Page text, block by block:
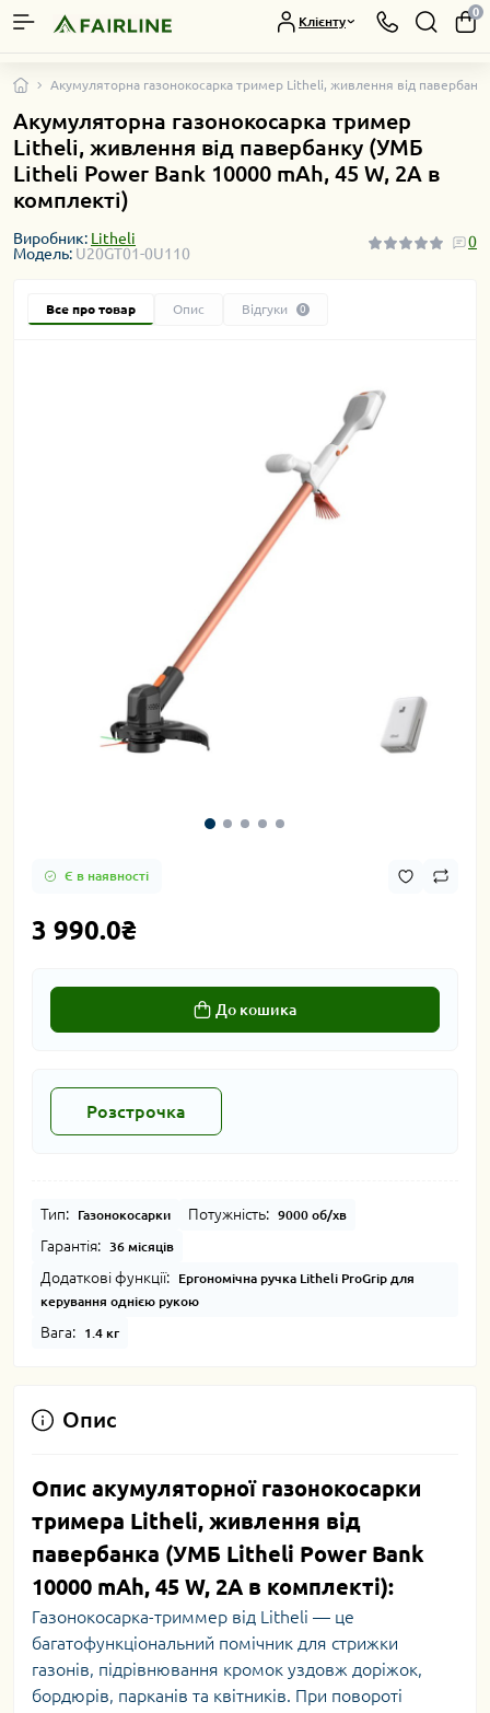
Клієнту
0
Акумуляторна газонокосарка тример Litheli, живлення від
Акумуляторна газонокосарка тример
Litheli, живлення від павербанку (УМБ
Litheli Power Bank 10000 mAh, 45 W, 2А в
комплекті)
Виробник: Litheli
Модель: U20GT01-0U110
0
Все про товар Опис Відгуки 0
Є в наявності
3 990.0₴
До кошика
Розстрочка
Тип: Газонокосарки Потужність: 9000 об/хв
Гарантія: 36 місяців
Додаткові функції:
Ергономічна ручка Litheli ProGrip для
керування однією рукою
Вага: 1.4 кг
Опис
Опис акумуляторної газонокосарки
тримера Litheli, живлення від
павербанка (УМБ Litheli Power Bank
10000 mAh, 45 W, 2А в комплекті):
Газонокосарка-триммер від Litheli — це
багатофункціональний помічник для стрижки
газонів, підрівнювання кромок уздовж доріжок,
бордюрів, парканів та квітників. При повороті